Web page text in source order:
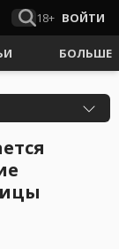
18+ ВОЙТИ
БОЛЬШЕ